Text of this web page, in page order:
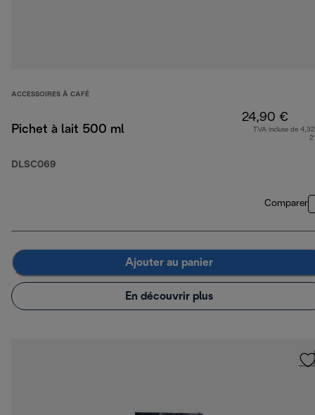
ACCESSOIRES À CAFÉ
Pichet à lait 500 ml
DLSC069
24,90 €
TVA incluse de
Comparer
Ajouter au panier
En découvrir plus